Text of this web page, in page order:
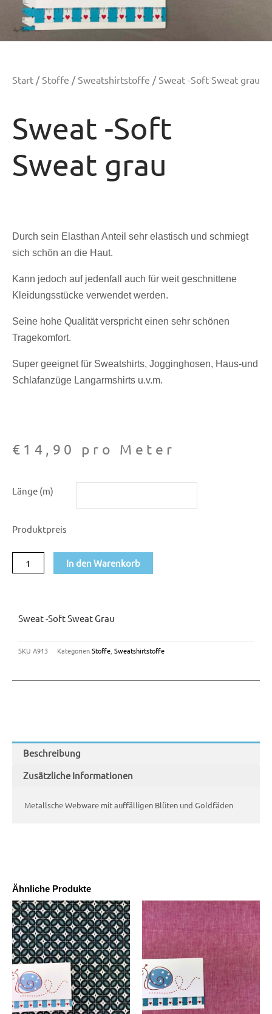
Start / Stoffe / Sweatshirtstoffe / Sweat -Soft Sweat grau
Sweat -Soft
Sweat grau
Durch sein Elasthan Anteil sehr elastisch und schmiegt
sich schön an die Haut.
Kann jedoch auf jedenfall auch für weit geschnittene
Kleidungsstücke verwendet werden.
Seine hohe Qualität verspricht einen sehr schönen
Tragekomfort.
Super geeignet für Sweatshirts, Jogginghosen, Haus-und
Schlafanzüge Langarmshirts u.v.m.
€ 14,90 pro Meter
Länge (m)
Produktpreis
Sweat
grau
Menge
In den Warenkorb
Ähnliche Produkte
Sweat -Soft Sweat Grau
SKU A913 KategorienStoffe Sweatshirtstoffe
Beschreibung
Zusätzliche Informationen
Metallsche Webware mit auffälligen Blüten und Goldfäden